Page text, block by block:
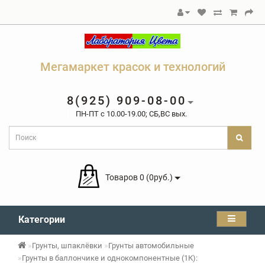
Мегамаркет красок и технологий
8(925) 909-08-00
ПН-ПТ c 10.00-19.00; СБ,ВС вых.
Товаров 0 (0руб.)
Категории
Грунты, шпаклёвки
Грунты автомобильные
Грунты в баллончике и однокомпонентные (1К):